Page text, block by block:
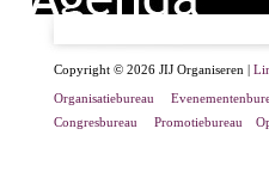
Copyright © 2026 JIJ Organiseren |
Organisatiebureau
Congresbureau
Promotiebureau